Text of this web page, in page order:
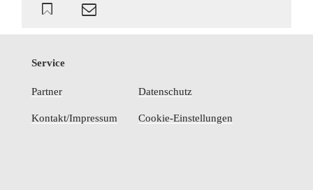
Service
Partner
Kontakt/Impressum
Datenschutz
Cookie-Einstellungen